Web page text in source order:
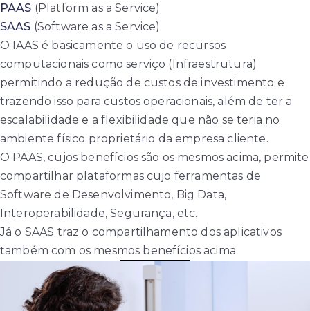
PAAS (Platform as a Service)
SAAS (Software as a Service)
O IAAS é basicamente o uso de recursos
computacionais como serviço (Infraestrutura)
permitindo a redução de custos de investimento e
trazendo isso para custos operacionais, além de ter a
escalabilidade e a flexibilidade que não se teria no
ambiente físico proprietário da empresa cliente.
O PAAS, cujos benefícios são os mesmos acima, permite
compartilhar plataformas cujo ferramentas de
Software de Desenvolvimento, Big Data,
Interoperabilidade, Segurança, etc.
Já o SAAS traz o compartilhamento dos aplicativos
também com os mesmos benefícios acima.